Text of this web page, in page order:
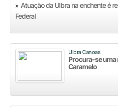
» Atuação da Ulbra na enchente é
Federal
Ulbra Canoas
Procura-se uma
Caramelo